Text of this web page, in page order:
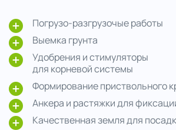
Погрузо-разгрузочые работы
Выемка грунта
Удобрения и стимуляторы
для корневой системы
Формирование приствольного
Анкера и растяжки для
Качественная земля для